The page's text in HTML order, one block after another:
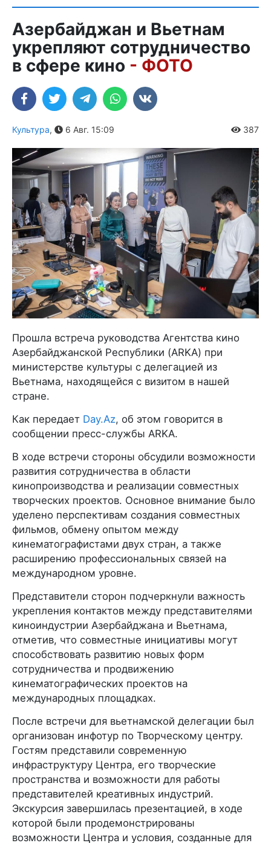
Азербайджан и Вьетнам
укрепляют сотрудничество
в сфере кино - ФОТО
Культура, 6 Авг. 15:09 387
Прошла встреча руководства Агентства кино
Азербайджанской Республики (ARKA) при
министерстве культуры с делегацией из
Вьетнама, находящейся с визитом в нашей
стране.
Как передает Day.Az, об этом говорится в
сообщении пресс-службы ARKA.
В ходе встречи стороны обсудили возможности
развития сотрудничества в области
кинопроизводства и реализации совместных
творческих проектов. Основное внимание было
уделено перспективам создания совместных
фильмов, обмену опытом между
кинематографистами двух стран, а также
расширению профессиональных связей на
международном уровне.
Представители сторон подчеркнули важность
укрепления контактов между представителями
киноиндустрии Азербайджана и Вьетнама,
отметив, что совместные инициативы могут
способствовать развитию новых форм
сотрудничества и продвижению
кинематографических проектов на
международных площадках.
После встречи для вьетнамской делегации был
организован инфотур по Творческому центру.
Гостям представили современную
инфраструктуру Центра, его творческие
пространства и возможности для работы
представителей креативных индустрий.
Экскурсия завершилась презентацией, в ходе
которой были продемонстрированы
возможности Центра и условия, созданные для